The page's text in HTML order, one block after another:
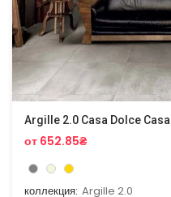
Argille 2.0 Casa Dolce Casa
от 652.85₴
коллекция: Argille 2.0